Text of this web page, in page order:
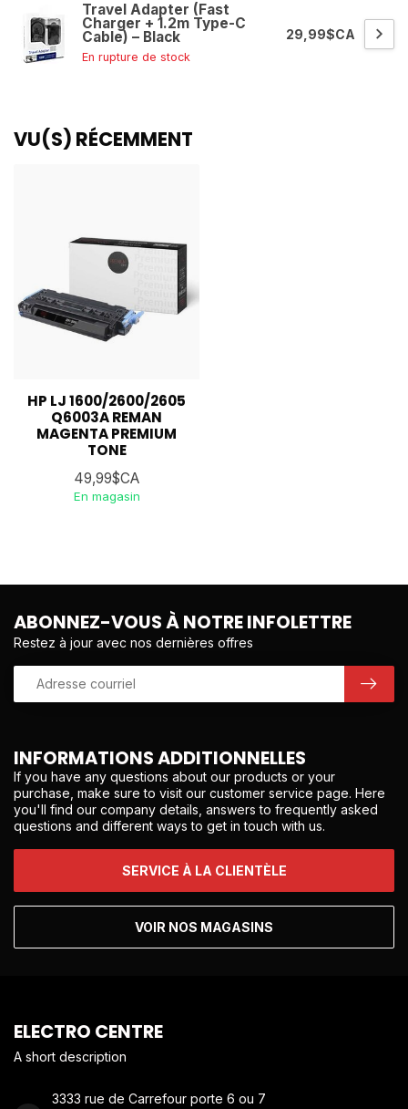
Travel Adapter (Fast
Charger + 1.2m Type-C
Cable) – Black
En rupture de stock
29,99$CA
VU(S) RÉCEMMENT
HP LJ 1600/2600/2605
Q6003A REMAN
MAGENTA PREMIUM
TONE
49,99$CA
En magasin
INFORMATIONS ADDITIONNELLES
If you have any questions about our products or your
purchase, make sure to visit our customer service page. Here
you'll find our company details, answers to frequently asked
questions and different ways to get in touch with us.
SERVICE À LA CLIENTÈLE
VOIR NOS MAGASINS
ABONNEZ-VOUS À NOTRE INFOLETTRE
Restez à jour avec nos dernières offres
ELECTRO CENTRE
A short description
3333 rue de Carrefour porte 6 ou 7